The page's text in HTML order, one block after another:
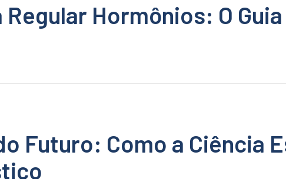
Hormônios: O Guia
Futuro: Como a Ciência